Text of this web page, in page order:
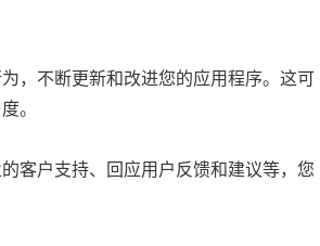
，不断更新和改进您的应用程序。这可
。
客户支持、回应用户反馈和建议等，您